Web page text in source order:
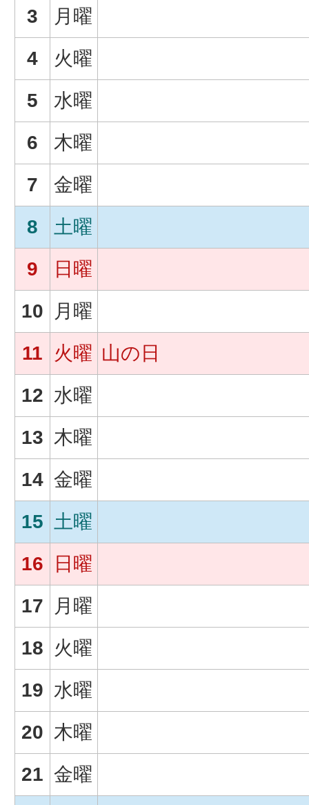
3
月曜
4
火曜
5
水曜
6
木曜
7
金曜
8
土曜
9
日曜
10
月曜
11
火曜 山の日
12 水曜
13 木曜
14 金曜
15
土曜
16
日曜
17
月曜
18
火曜
19 水曜
20 木曜
21 金曜